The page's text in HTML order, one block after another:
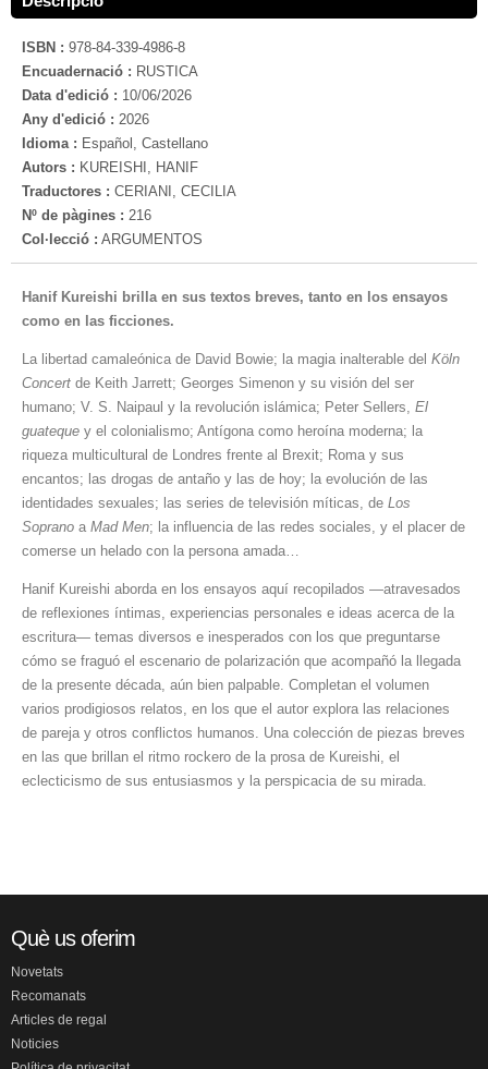
ISBN : 978-84-339-4986-8
Encuadernació : RUSTICA
Data d'edició : 10/06/2026
Any d'edició : 2026
Idioma : Español, Castellano
Autors : KUREISHI, HANIF
Traductores : CERIANI, CECILIA
Nº de pàgines : 216
Col·lecció : ARGUMENTOS
Hanif Kureishi brilla en sus textos breves, tanto en los ensayos
como en las ficciones.
La libertad camaleónica de David Bowie; la magia inalterable del Köln
Concert de Keith Jarrett; Georges Simenon y su visión del ser
humano; V. S. Naipaul y la revolución islámica; Peter Sellers, El
guateque y el colonialismo; Antígona como heroína moderna; la
riqueza multicultural de Londres frente al Brexit; Roma y sus
encantos; las drogas de antaño y las de hoy; la evolución de las
identidades sexuales; las series de televisión míticas, de Los
Soprano a Mad Men; la influencia de las redes sociales, y el placer de
comerse un helado con la persona amada…
Hanif Kureishi aborda en los ensayos aquí recopilados —atravesados
de reflexiones íntimas, experiencias personales e ideas acerca de la
escritura— temas diversos e inesperados con los que preguntarse
cómo se fraguó el escenario de polarización que acompañó la llegada
de la presente década, aún bien palpable. Completan el volumen
varios prodigiosos relatos, en los que el autor explora las relaciones
de pareja y otros conflictos humanos. Una colección de piezas breves
en las que brillan el ritmo rockero de la prosa de Kureishi, el
eclecticismo de sus entusiasmos y la perspicacia de su mirada.
Què us oferim
Novetats
Recomanats
Articles de regal
Noticies